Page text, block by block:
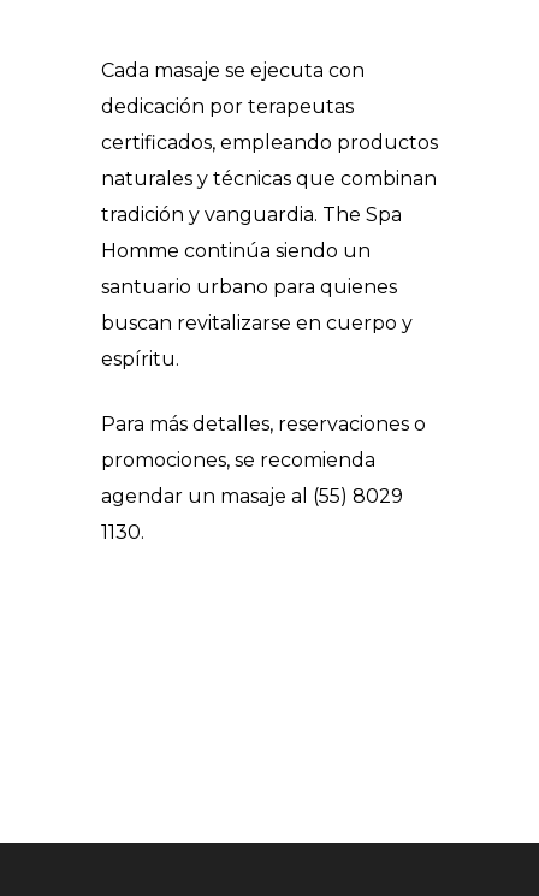
Cada masaje se ejecuta con
dedicación por terapeutas
certificados, empleando productos
naturales y técnicas que combinan
tradición y vanguardia. The Spa
Homme continúa siendo un
santuario urbano para quienes
buscan revitalizarse en cuerpo y
espíritu.
Para más detalles, reservaciones o
promociones, se recomienda
agendar un masaje al (55) 8029
1130.